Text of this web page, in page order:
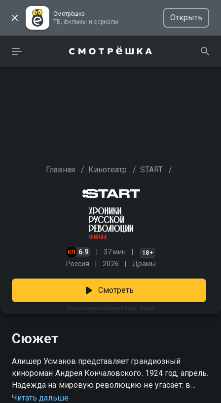
Смотрёшка
ТВ, фильмы и сериалы
Открыть
Главная / Кинотеатр / START /
6.9 37 мин 18+
Россия 2026 Драмы
Хроники русской революции. Финал
Смотреть
Сюжет
Алишер Усманов представляет грандиозный
кинороман Андрея Кончаловского. 1924 год, апрель.
Надежда на мировую революцию не угасает: в
Европе продолжают расти социалистические
Читать дальше